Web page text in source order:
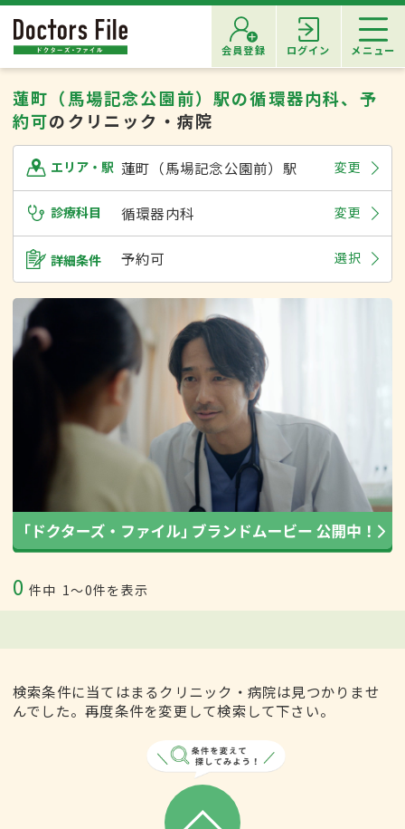
会員登録 ログイン メニュー
蓮町（馬場記念公園前）駅の循環器内科、予
約可のクリニック・病院
エリア・駅 蓮町（馬場記念公園前）駅 変更
診療科目 循環器内科 変更
詳細条件 予約可 選択
0 件中 1〜0件を表示
検索条件に当てはまるクリニック・病院は見つかりませ
んでした。再度条件を変更して検索して下さい。